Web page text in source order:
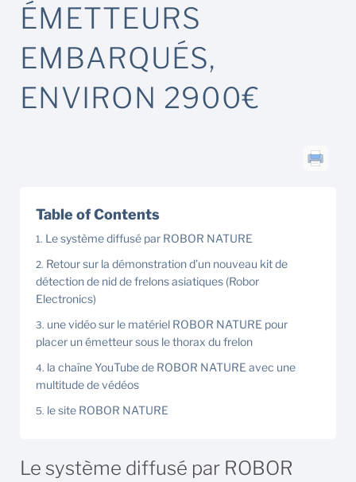
ÉMETTEURS
EMBARQUÉS,
ENVIRON 2900€
Table of Contents
Le système diffusé par ROBOR NATURE
Retour sur la démonstration d’un nouveau kit de
détection de nid de frelons asiatiques (Robor
Electronics)
une vidéo sur le matériel ROBOR NATURE pour
placer un émetteur sous le thorax du frelon
la chaîne YouTube de ROBOR NATURE avec une
multitude de védéos
le site ROBOR NATURE
Le système diffusé par ROBOR